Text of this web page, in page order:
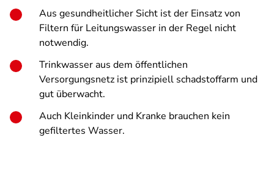
Aus gesundheitlicher Sicht ist der Einsatz von
Filtern für Leitungswasser in der Regel nicht
notwendig.
Trinkwasser aus dem öffentlichen
Versorgungsnetz ist prinzipiell schadstoffarm und
gut überwacht.
Auch Kleinkinder und Kranke brauchen kein
gefiltertes Wasser.